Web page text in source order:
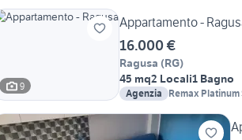
9
Appartamento -
16.000 €
Ragusa (RG)
45 mq2 Locali1 Bagno
Agenzia Remax Platinum